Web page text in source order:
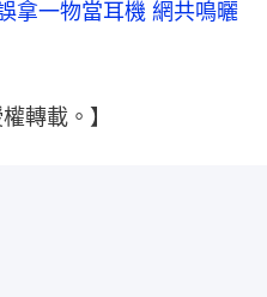
拿一物當耳機 網共鳴曬
轉載。】